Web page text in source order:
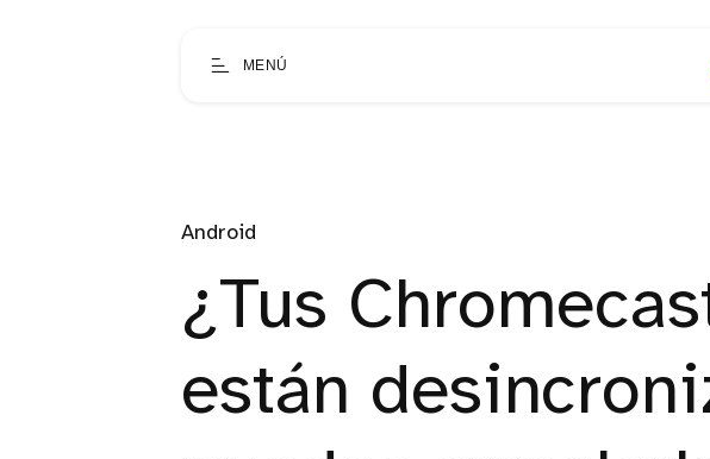
MENÚ
Android
¿Tus
están